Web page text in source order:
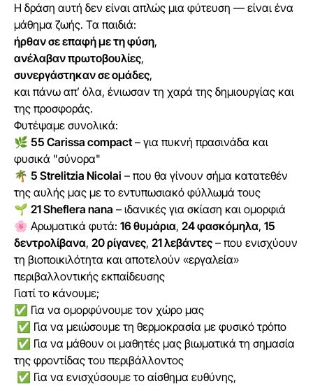
Η δράση αυτή δεν είναι απλώς μια φύτευση — είναι ένα
μάθημα ζωής. Τα παιδιά:
ήρθαν σε επαφή με τη φύση,
ανέλαβαν πρωτοβουλίες,
συνεργάστηκαν σε ομάδες,
και πάνω απ’ όλα, ένιωσαν τη χαρά της δημιουργίας και
της προσφοράς.
Φυτέψαμε συνολικά:
🌿 55 Carissa compact– για πυκνή πρασινάδα και
φυσικά "σύνορα"
🌴 5 Strelitzia Nicolai – που θα γίνουν σήμα κατατεθέν
της αυλής μας με το εντυπωσιακό φύλλωμά τους
🌱 21 Sheflera nana – ιδανικές για σκίαση και ομορφιά
🌸 Αρωματικά φυτά: 16 θυμάρια, 24 φασκόμηλα, 15
δεντρολίβανα, 20 ρίγανες, 21 λεβάντες – που ενισχύουν
τη βιοποικιλότητα και αποτελούν «εργαλεία»
περιβαλλοντικής εκπαίδευσης
Γιατί το κάνουμε;
✅ Για να ομορφύνουμε τον χώρο μας
✅ Για να μειώσουμε τη θερμοκρασία με φυσικό τρόπο
✅ Για να μάθουν οι μαθητές μας βιωματικά τη σημασία
της φροντίδας του περιβάλλοντος
✅ Για να ενισχύσουμε το αίσθημα ευθύνης,